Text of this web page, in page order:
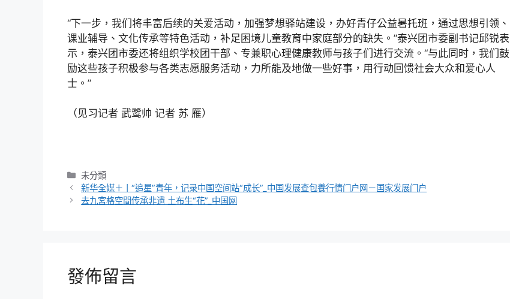
“下一步，我们将丰富后续的关爱活动，加强梦想驿站建设，办好青仔公益暑托班，通过思想引领、
课业辅导、文化传承等特色活动，补足困境儿童教育中家庭部分的缺失。”泰兴团市委副书记邱锐表
示，泰兴团市委还将组织学校团干部、专兼职心理健康教师与孩子们进行交流。“与此同时，我们鼓
励这些孩子积极参与各类志愿服务活动，力所能及地做一些好事，用行动回馈社会大众和爱心人
士。”
（见习记者 武鹭帅 记者 苏 雁）
分
類
未分類
新华全媒＋丨“追星”青年，记录中国空间站“成长”_中国发展查包養行情门户网－国家发展门户
去九宮格空間传承非遗 土布生“花”_中国网
發佈留言